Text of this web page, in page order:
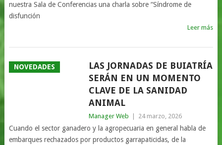
nuestra Sala de Conferencias una charla sobre “Síndrome de
disfunción
Leer más
NOVEDADES
LAS JORNADAS DE BUIATRÍA
SERÁN EN UN MOMENTO
CLAVE DE LA SANIDAD
ANIMAL
Manager Web 24 marzo, 2026
Cuando el sector ganadero y la agropecuaria en general habla de
embarques rechazados por productos garrapaticidas, de la